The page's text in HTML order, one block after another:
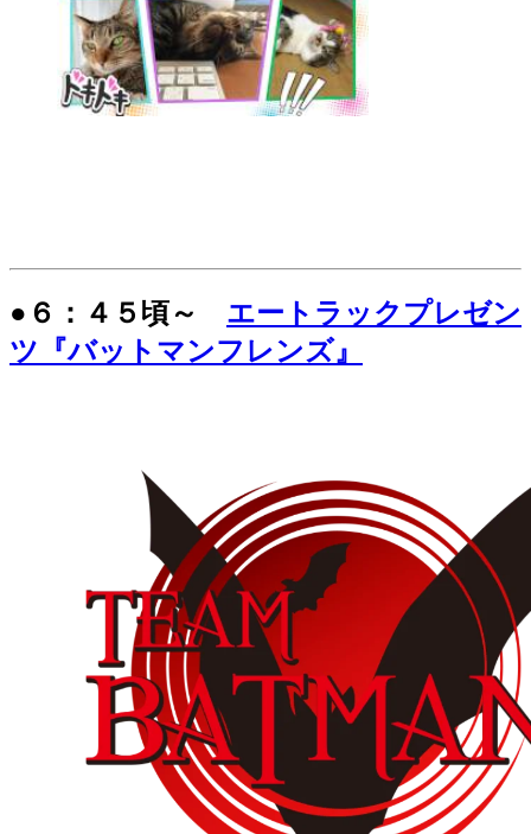
●６：４５頃～ エートラックプレゼン
ツ『バットマンフレンズ』